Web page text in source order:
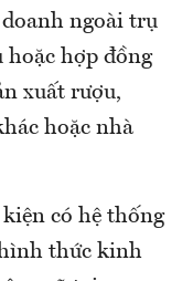
ngoài trụ
hoặc hợp đồng
xuất rượu,
hoặc nhà
kiện có hệ thống
thức kinh